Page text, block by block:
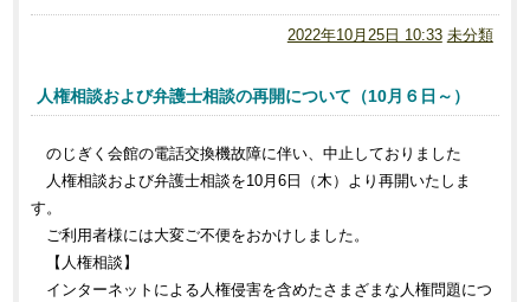
2022年10月25日 10:33 未分類
人権相談および弁護士相談の再開について（10月６日～）
のじぎく会館の電話交換機故障に伴い、中止しておりました
人権相談および弁護士相談を10月6日（木）より再開いたしま
す。
ご利用者様には大変ご不便をおかけしました。
【人権相談】
インターネットによる人権侵害を含めたさまざまな人権問題につ